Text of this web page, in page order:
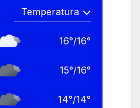
16°/16°
15°/16°
14°/14°